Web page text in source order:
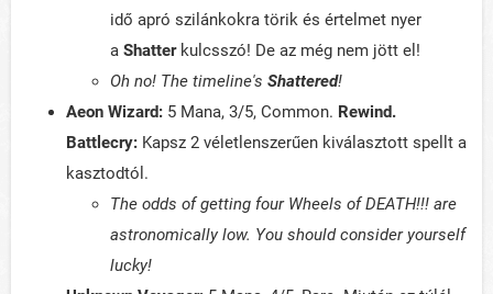
idő apró szilánkokra törik és értelmet nyer
a Shatterkulcsszó! De az még nem jött el!
Oh no! The timeline's Shattered!
Aeon Wizard: 5 Mana, 3/5, Common. Rewind.
Battlecry: Kapsz 2 véletlenszerűen kiválasztott spellt a
kasztodtól.
The odds of getting four Wheels of DEATH!!! are
astronomically low. You should consider yourself
lucky!